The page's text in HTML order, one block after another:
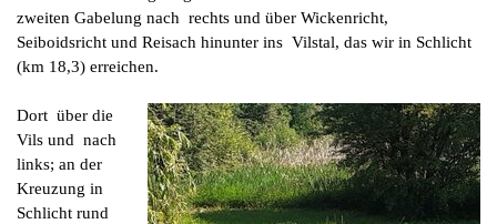
zweiten Gabelung nach rechts und über Wickenricht,
Seiboidsricht und Reisach hinunter ins Vilstal, das wir in Schlicht
(km 18,3) erreichen.
Dort über die
Vils und nach
links; an der
Kreuzung in
Schlicht rund